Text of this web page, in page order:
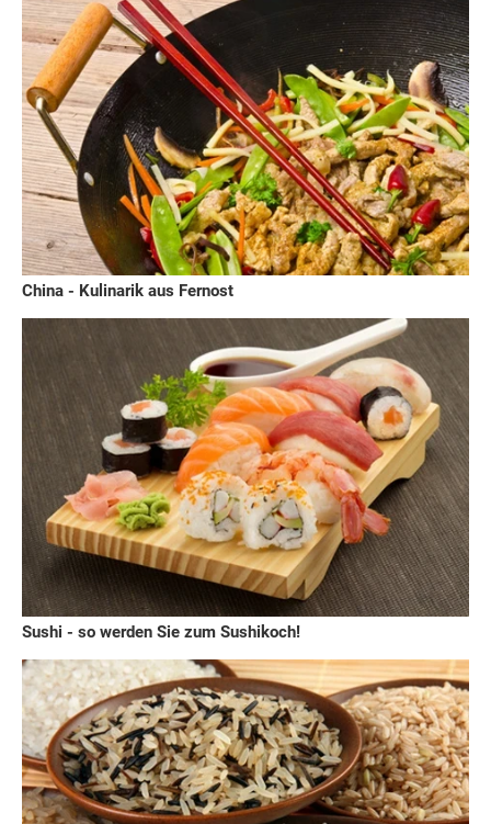
China - Kulinarik aus Fernost
Sushi - so werden Sie zum Sushikoch!